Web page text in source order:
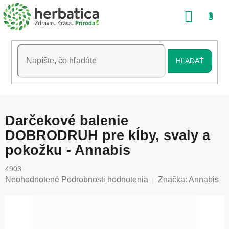
Prejsť
na
obsah
HĽADAŤ
Darčekové balenie
DOBRODRUH pre kĺby, svaly a
pokožku - Annabis
4903
Priemerné
Neohodnotené Podrobnosti hodnotenia Značka: Annabis